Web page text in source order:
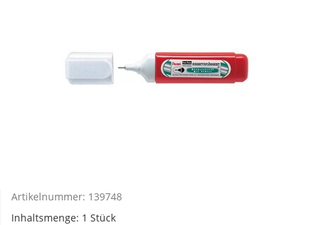
Artikelnummer: 139748
Inhaltsmenge: 1 Stück